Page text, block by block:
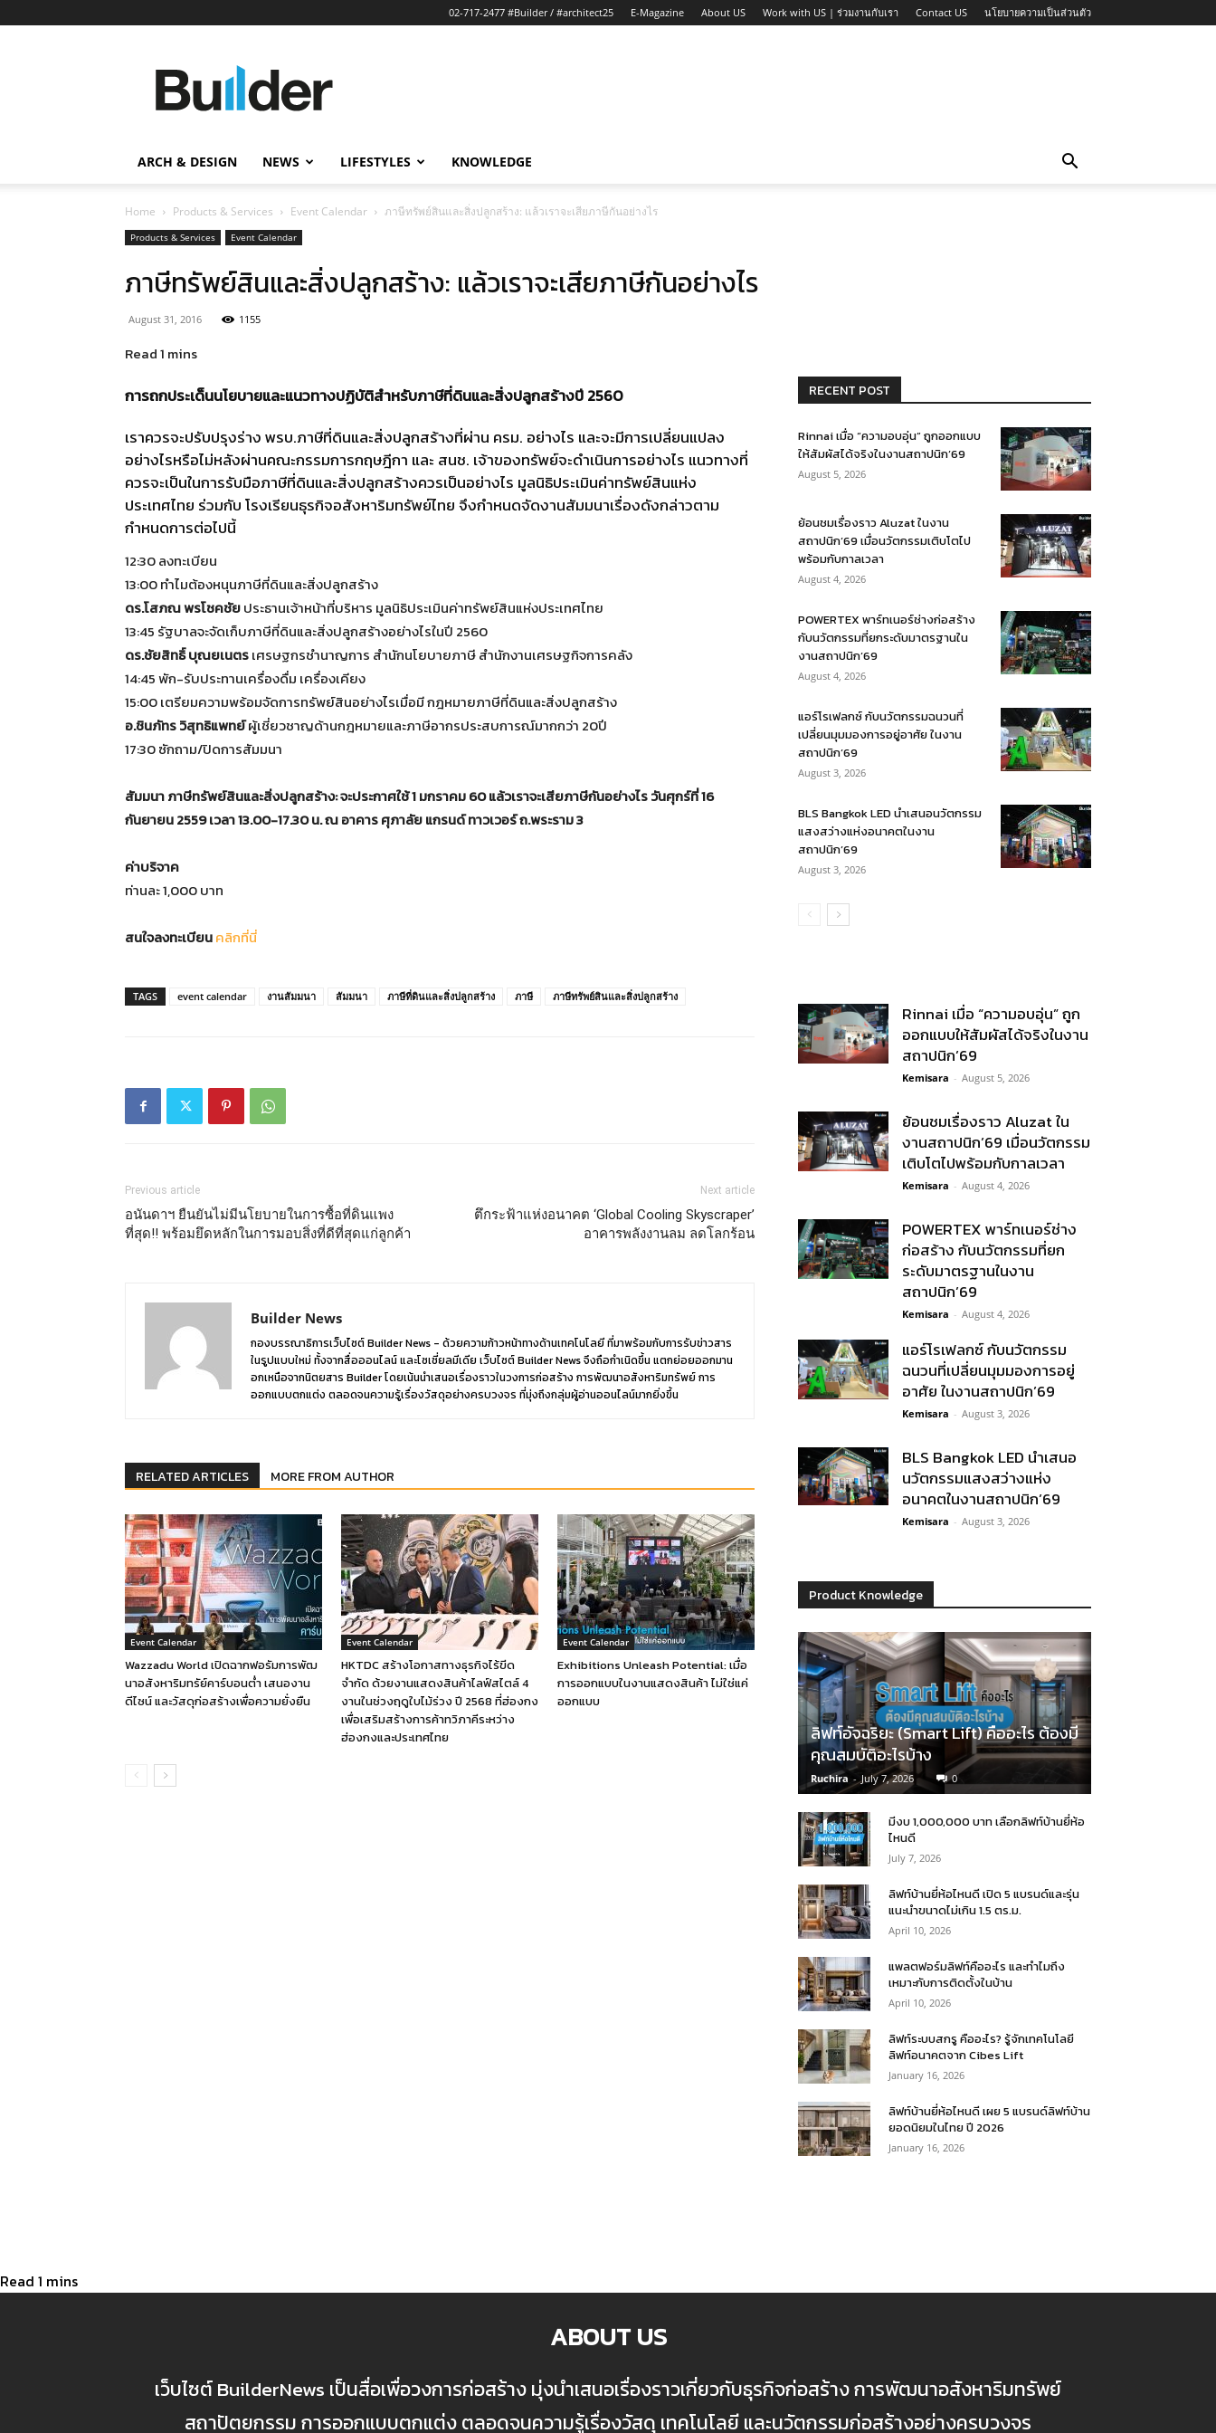
02-717-2477 #Builder / #architect25 E-Magazine About US Work with US | ร่วมงานกับเรา Contact US นโยบายความเป็นส่วนตัว
ข่าว
ก่อสร้าง
ARCH & DESIGN NEWS LIFESTYLES KNOWLEDGE
Home Products & Services Event Calendar ภาษีทรัพย์สินและสิ่งปลูกสร้าง: แล้วเราจะเสียภาษีกันอย่างไร
Products & Services Event Calendar
ภาษีทรัพย์สินและสิ่งปลูกสร้าง: แล้วเราจะเสียภาษีกันอย่างไร
August 31, 2016 1155
การถกประเด็นนโยบายและแนวทางปฏิบัติสำหรับภาษีที่ดินและสิ่งปลูกสร้างปี 2560
เราควรจะปรับปรุงร่าง พรบ.ภาษีที่ดินและสิ่งปลูกสร้างที่ผ่าน ครม. อย่างไร และจะมีการเปลี่ยนแปลง
อย่างไรหรือไม่หลังผ่านคณะกรรมการกฤษฎีกา และ สนช. เจ้าของทรัพย์จะดำเนินการอย่างไร แนวทางที่
ควรจะเป็นในการรับมือภาษีที่ดินและสิ่งปลูกสร้างควรเป็นอย่างไร มูลนิธิประเมินค่าทรัพย์สินแห่ง
ประเทศไทย ร่วมกับ โรงเรียนธุรกิจอสังหาริมทรัพย์ไทย จึงกำหนดจัดงานสัมมนาเรื่องดังกล่าวตาม
กำหนดการต่อไปนี้
12:30 ลงทะเบียน
13:00 ทำไมต้องหนุนภาษีที่ดินและสิ่งปลูกสร้าง
ดร.โสภณ พรโชคชัยประธานเจ้าหน้าที่บริหาร มูลนิธิประเมินค่าทรัพย์สินแห่งประเทศไทย
13:45 รัฐบาลจะจัดเก็บภาษีที่ดินและสิ่งปลูกสร้างอย่างไรในปี 2560
ดร.ชัยสิทธิ์ บุณยเนตรเศรษฐกรชำนาญการ สำนักนโยบายภาษี สำนักงานเศรษฐกิจการคลัง
14:45 พัก-รับประทานเครื่องดื่ม เครื่องเคียง
15:00 เตรียมความพร้อมจัดการทรัพย์สินอย่างไรเมื่อมี กฎหมายภาษีที่ดินและสิ่งปลูกสร้าง
อ.ชินภัทร วิสุทธิแพทย์ผู้เชี่ยวชาญด้านกฎหมายและภาษีอากรประสบการณ์มากกว่า 20ปี
17:30 ซักถาม/ปิดการสัมมนา
สัมมนา ภาษีทรัพย์สินและสิ่งปลูกสร้าง: จะประกาศใช้ 1 มกราคม 60 แล้วเราจะเสียภาษีกันอย่างไร วันศุกร์ที่ 16
กันยายน 2559 เวลา 13.00-17.30 น. ณ อาคาร ศุภาลัย แกรนด์ ทาวเวอร์ ถ.พระราม 3
ค่าบริจาค
ท่านละ 1,000 บาท
สนใจลงทะเบียนคลิกที่นี่
TAGS event calendar งานสัมมนา สัมมนา ภาษีที่ดินและสิ่งปลูกสร้าง ภาษี ภาษีทรัพย์สินและสิ่งปลูกสร้าง
Previous article
อนันดาฯ ยืนยันไม่มีนโยบายในการซื้อที่ดินแพง
ที่สุด!! พร้อมยึดหลักในการมอบสิ่งที่ดีที่สุดแก่ลูกค้า
Next article
ตึกระฟ้าแห่งอนาคต ‘Global Cooling Skyscraper’
อาคารพลังงานลม ลดโลกร้อน
Builder News
กองบรรณาธิการเว็บไซต์ Builder News - ด้วยความก้าวหน้าทางด้านเทคโนโลยี ที่มาพร้อมกับการรับข่าวสาร
ในรูปแบบใหม่ ทั้งจากสื่อออนไลน์ และโซเชี่ยลมีเดีย เว็บไซต์ Builder News จึงถือกำเนิดขึ้น แตกย่อยออกมาน
อกเหนือจากนิตยสาร Builder โดยเน้นนำเสนอเรื่องราวในวงการก่อสร้าง การพัฒนาอสังหาริมทรัพย์ การ
ออกแบบตกแต่ง ตลอดจนความรู้เรื่องวัสดุอย่างครบวงจร ที่มุ่งถึงกลุ่มผู้อ่านออนไลน์มากยิ่งขึ้น
RELATED ARTICLES MORE FROM AUTHOR
Event Calendar
Wazzadu World เปิดฉากฟอรัมการพัฒ
นาอสังหาริมทรัย์คาร์บอนต่ำ เสนองาน
ดีไซน์ และวัสดุก่อสร้างเพื่อความยั่งยืน
Event Calendar
HKTDC สร้างโอกาสทางธุรกิจไร้ขีด
จำกัด ด้วยงานแสดงสินค้าไลฟ์สไตล์ 4
งานในช่วงฤดูใบไม้ร่วง ปี 2568 ที่ฮ่องกง
เพื่อเสริมสร้างการค้าทวิภาคีระหว่าง
ฮ่องกงและประเทศไทย
Event Calendar
Exhibitions Unleash Potential: เมื่อ
การออกแบบในงานแสดงสินค้า ไม่ใช่แค่
ออกแบบ
RECENT POST
Rinnai เมื่อ “ความอบอุ่น” ถูกออกแบบ
ให้สัมผัสได้จริงในงานสถาปนิก’69
August 5, 2026
ย้อนชมเรื่องราว Aluzat ในงาน
สถาปนิก’69 เมื่อนวัตกรรมเติบโตไป
พร้อมกับกาลเวลา
August 4, 2026
POWERTEX พาร์ทเนอร์ช่างก่อสร้าง
กับนวัตกรรมที่ยกระดับมาตรฐานใน
งานสถาปนิก’69
August 4, 2026
แอร์โรเฟลกซ์ กับนวัตกรรมฉนวนที่
เปลี่ยนมุมมองการอยู่อาศัย ในงาน
สถาปนิก’69
August 3, 2026
BLS Bangkok LED นำเสนอนวัตกรรม
แสงสว่างแห่งอนาคตในงาน
สถาปนิก’69
August 3, 2026
Rinnai เมื่อ “ความอบอุ่น” ถูก
ออกแบบให้สัมผัสได้จริงในงาน
สถาปนิก’69
Kemisara - August 5, 2026
ย้อนชมเรื่องราว Aluzat ใน
งานสถาปนิก’69 เมื่อนวัตกรรม
เติบโตไปพร้อมกับกาลเวลา
Kemisara - August 4, 2026
POWERTEX พาร์ทเนอร์ช่าง
ก่อสร้าง กับนวัตกรรมที่ยก
ระดับมาตรฐานในงาน
สถาปนิก’69
Kemisara - August 4, 2026
แอร์โรเฟลกซ์ กับนวัตกรรม
ฉนวนที่เปลี่ยนมุมมองการอยู่
อาศัย ในงานสถาปนิก’69
Kemisara - August 3, 2026
BLS Bangkok LED นำเสนอ
นวัตกรรมแสงสว่างแห่ง
อนาคตในงานสถาปนิก’69
Kemisara - August 3, 2026
Product Knowledge
ลิฟท์อัจฉริยะ (Smart Lift) คืออะไร ต้องมี
คุณสมบัติอะไรบ้าง
Ruchira - July 7, 2026 0
มีงบ 1,000,000 บาท เลือกลิฟท์บ้านยี่ห้อ
ไหนดี
July 7, 2026
ลิฟท์บ้านยี่ห้อไหนดี เปิด 5 แบรนด์และรุ่น
แนะนำขนาดไม่เกิน 1.5 ตร.ม.
April 10, 2026
แพลตฟอร์มลิฟท์คืออะไร และทำไมถึง
เหมาะกับการติดตั้งในบ้าน
April 10, 2026
ลิฟท์ระบบสกรู คืออะไร? รู้จักเทคโนโลยี
ลิฟท์อนาคตจาก Cibes Lift
January 16, 2026
ลิฟท์บ้านยี่ห้อไหนดี เผย 5 แบรนด์ลิฟท์บ้าน
ยอดนิยมในไทย ปี 2026
January 16, 2026
ABOUT US
เว็บไซต์ BuilderNews เป็นสื่อเพื่อวงการก่อสร้าง มุ่งนำเสนอเรื่องราวเกี่ยวกับธุรกิจก่อสร้าง การพัฒนาอสังหาริมทรัพย์
สถาปัตยกรรม การออกแบบตกแต่ง ตลอดจนความรู้เรื่องวัสดุ เทคโนโลยี และนวัตกรรมก่อสร้างอย่างครบวงจร